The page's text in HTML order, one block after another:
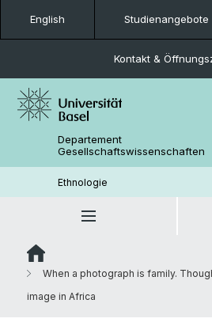
English Studienangebote
Kontakt &
Departement
Gesellschaftswissenschaften
Ethnologie
When a photograph is family.
image in Africa